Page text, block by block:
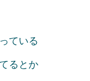
ている
るとか